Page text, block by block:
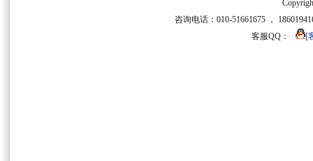
咨询电话：010-51661675 ，
客服QQ：
[